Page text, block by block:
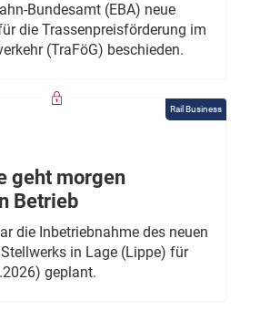
Bundesamt (EBA) neue
die Trassenpreisförderung im
(TraFöG) beschieden.
Rail Business
geht morgen
Betrieb
die Inbetriebnahme des neuen
in Lage (Lippe) für
geplant.